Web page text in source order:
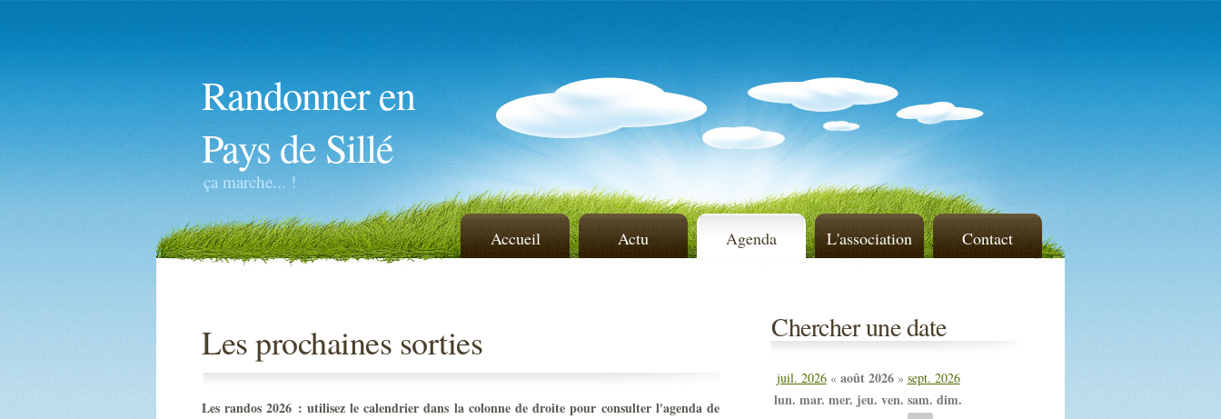
Randonner en
Pays de Sillé
ça marche... !
Accueil Actu Agenda L'association Contact
Les prochaines sorties
Les randos 2026 : utilisez le calendrier dans la colonne de droite pour consulter l'agenda de
Chercher une date
juil. 2026« août 2026 » sept. 2026
lun. mar. mer. jeu. ven. sam. dim.